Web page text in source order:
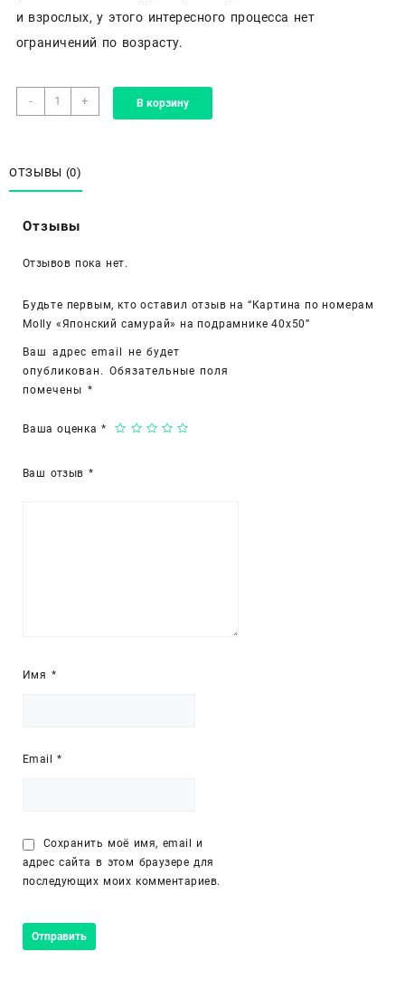
и взрослых, у этого интересного процесса нет
ограничений по возрасту.
-
Количество
товара
номерам
Molly
самурай»
подрамнике
+ В корзину
ОТЗЫВЫ (0)
Отзывы
Отзывов пока нет.
Будьте первым, кто оставил отзыв на “Картина по номерам
Molly «Японский самурай» на подрамнике 40х50”
Ваш адрес email не будет
опубликован. Обязательные поля
помечены *
Ваша оценка *
Ваш отзыв *
Имя *
Email*
Сохранить моё имя, email и
адрес сайта в этом браузере для
последующих моих комментариев.